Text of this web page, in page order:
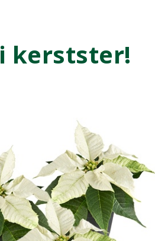
kerstster!